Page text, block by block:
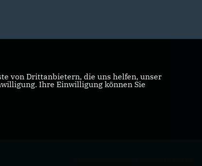
von Drittanbietern, die uns helfen, unser
Ihre Einwilligung können Sie